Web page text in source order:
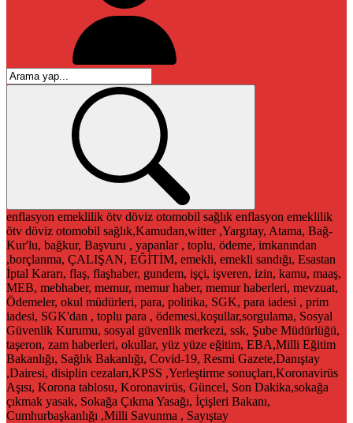
enflasyon emeklilik ötv döviz otomobil sağlık enflasyon emeklilik
ötv döviz otomobil sağlık,Kamudan,witter ,Yargıtay, Atama, Bağ-
Kur'lu, bağkur, Başvuru , yapanlar , toplu, ödeme, imkanından
,borçlanma, ÇALIŞAN, EĞİTİM, emekli, emekli sandığı, Esastan
İptal Kararı, flaş, flaşhaber, gundem, işçi, işveren, izin, kamu, maaş,
MEB, mebhaber, memur, memur haber, memur haberleri, mevzuat,
Ödemeler, okul müdürleri, para, politika, SGK, para iadesi , prim
iadesi, SGK'dan , toplu para , ödemesi,koşullar,sorgulama, Sosyal
Güvenlik Kurumu, sosyal güvenlik merkezi, ssk, Şube Müdürlüğü,
taşeron, zam haberleri, okullar, yüz yüze eğitim, EBA,Milli Eğitim
Bakanlığı, Sağlık Bakanlığı, Covid-19, Resmi Gazete,Danıştay
,Dairesi, disiplin cezaları,KPSS ,Yerleştirme sonuçları,Koronavirüs
Aşısı, Korona tablosu, Koronavirüs, Güncel, Son Dakika,sokağa
çıkmak yasak, Sokağa Çıkma Yasağı, İçişleri Bakanı,
Cumhurbaşkanlığı ,Milli Savunma , Sayıştay